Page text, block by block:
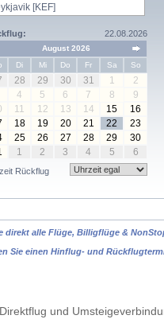
22.08.2026
August 2026
Di Mi Do Fr Sa So
28 29 30 31 1
2
4 5 6 7 8
9
11 12 13 14 15
16
18 19 20 21 22
23
25 26 27 28 29
30
1 2 3 4 5 6
Rückflug
direkt alle Flüge, Billigflüge &
Sie einen Hinflug- und
und